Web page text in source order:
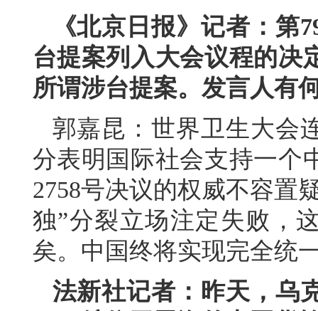
《北京日报》记者：第
台提案列入大会议程的决
所谓涉台提案。发言人有
郭嘉昆：世界卫生大会
分表明国际社会支持一个
2758号决议的权威不容置
独”分裂立场注定失败，
矣。中国终将实现完全统
法新社记者：昨天，乌